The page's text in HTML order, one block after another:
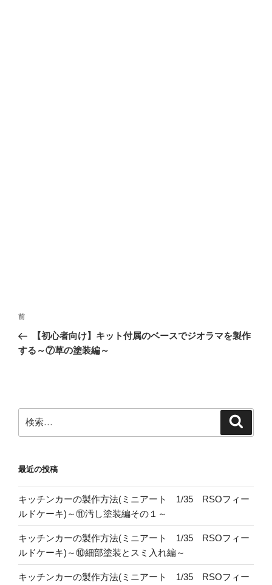
投
ナ
シ
ョ
前
の
投
前
【初心者向け】キット付属のベースでジオラマを製作
する～⑦草の塗装編～
索:
最近の投稿
キッチンカーの製作方法(ミニアート 1/35 RSOフィー
ルドケーキ)～⑪汚し塗装編その１～
キッチンカーの製作方法(ミニアート 1/35 RSOフィー
ルドケーキ)～⑩細部塗装とスミ入れ編～
キッチンカーの製作方法(ミニアート 1/35 RSOフィー